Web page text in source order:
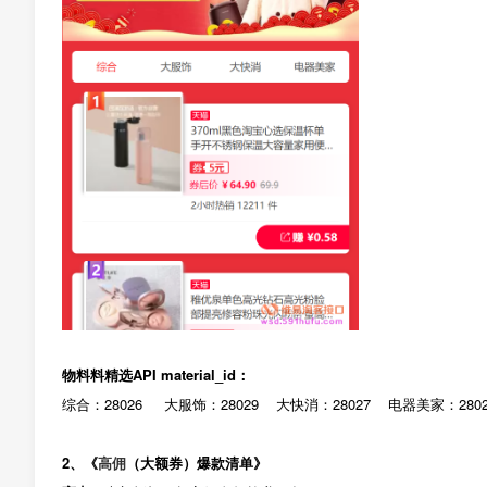
物料料精选API material_id：
综合：28026 大服饰：28029 大快消：28027 电器美家：
2、 《高佣 （大额券）爆款清单》